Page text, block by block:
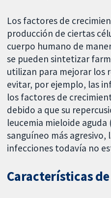
Los factores de
producción de ciertas
cuerpo humano de
se pueden sintetizar
utilizan para mejorar los
evitar, por ejemplo, las
los factores de
debido a que su
leucemia mieloide aguda
sanguíneo más agresivo,
infecciones todavía no
Características